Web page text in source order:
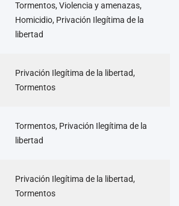
Tormentos, Violencia y amenazas,
Homicidio, Privación Ilegítima de la
libertad
Privación Ilegítima de la libertad,
Tormentos
Tormentos, Privación Ilegítima de la
libertad
Privación Ilegítima de la libertad,
Tormentos